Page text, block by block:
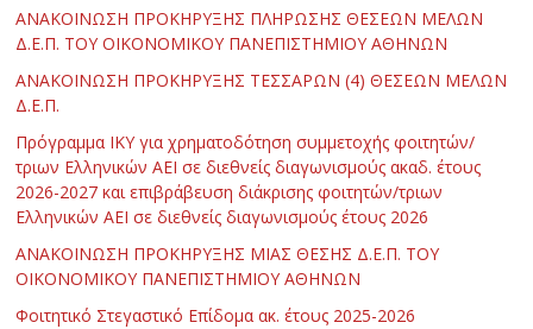
ΑΝΑΚΟΙΝΩΣΗ ΠΡΟΚΗΡΥΞΗΣ ΠΛΗΡΩΣΗΣ ΘΕΣΕΩΝ ΜΕΛΩΝ
Δ.Ε.Π. ΤΟΥ ΟΙΚΟΝΟΜΙΚΟΥ ΠΑΝΕΠΙΣΤΗΜΙΟΥ ΑΘΗΝΩΝ
ΑΝΑΚΟΙΝΩΣΗ ΠΡΟΚΗΡΥΞΗΣ ΤΕΣΣΑΡΩΝ (4) ΘΕΣΕΩΝ ΜΕΛΩΝ
Δ.Ε.Π.
Πρόγραμμα ΙΚΥ για χρηματοδότηση συμμετοχής φοιτητών/
τριων Ελληνικών ΑΕΙ σε διεθνείς διαγωνισμούς ακαδ. έτους
2026-2027 και επιβράβευση διάκρισης φοιτητών/τριων
Ελληνικών ΑΕΙ σε διεθνείς διαγωνισμούς έτους 2026
ΑΝΑΚΟΙΝΩΣΗ ΠΡΟΚΗΡΥΞΗΣ ΜΙΑΣ ΘΕΣΗΣ Δ.Ε.Π. ΤΟΥ
ΟΙΚΟΝΟΜΙΚΟΥ ΠΑΝΕΠΙΣΤΗΜΙΟΥ ΑΘΗΝΩΝ
Φοιτητικό Στεγαστικό Επίδομα ακ. έτους 2025-2026